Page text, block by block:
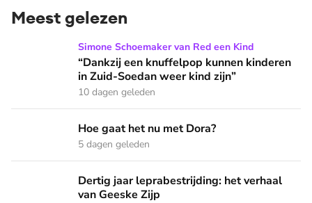
Meest gelezen
“Dankzij een knuffelpop kunnen kinderen in Zuid-Soedan
Simone Schoemaker van Red een Kind
“Dankzij een knuffelpop kunnen kinderen
in Zuid-Soedan weer kind zijn”
10 dagen geleden
Hoe gaat het nu met Dora?
Hoe gaat het nu met Dora?
5 dagen geleden
Dertig jaar leprabestrijding: het verhaal van Geeske Zijp
Dertig jaar leprabestrijding: het verhaal
van Geeske Zijp